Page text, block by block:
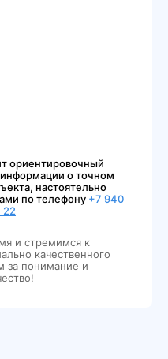
ориентировочный
о точном
настоятельно
по телефону +7 940
22
и стремимся к
качественного
за понимание и